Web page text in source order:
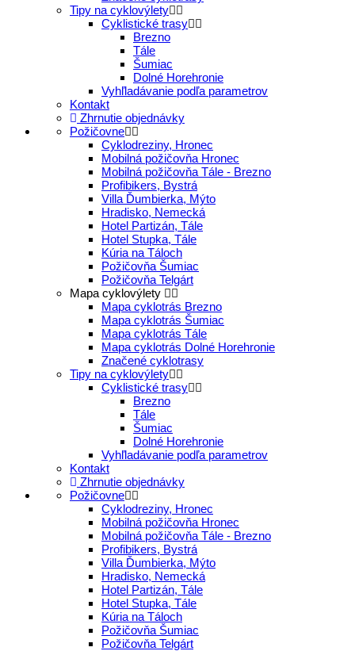
Tipy na cyklovýlety
Cyklistické trasy
Brezno
Tále
Šumiac
Dolné Horehronie
Vyhľladávanie podľa parametrov
Kontakt
Zhrnutie objednávky
Požičovne
Cyklodreziny, Hronec
Mobilná požičovňa Hronec
Mobilná požičovňa Tále - Brezno
Profibikers, Bystrá
Villa Ďumbierka, Mýto
Hradisko, Nemecká
Hotel Partizán, Tále
Hotel Stupka, Tále
Kúria na Táloch
Požičovňa Šumiac
Požičovňa Telgárt
Mapa cyklovýlety
Mapa cyklotrás Brezno
Mapa cyklotrás Šumiac
Mapa cyklotrás Tále
Mapa cyklotrás Dolné Horehronie
Značené cyklotrasy
Tipy na cyklovýlety
Cyklistické trasy
Brezno
Tále
Šumiac
Dolné Horehronie
Vyhľladávanie podľa parametrov
Kontakt
Zhrnutie objednávky
Požičovne
Cyklodreziny, Hronec
Mobilná požičovňa Hronec
Mobilná požičovňa Tále - Brezno
Profibikers, Bystrá
Villa Ďumbierka, Mýto
Hradisko, Nemecká
Hotel Partizán, Tále
Hotel Stupka, Tále
Kúria na Táloch
Požičovňa Šumiac
Požičovňa Telgárt